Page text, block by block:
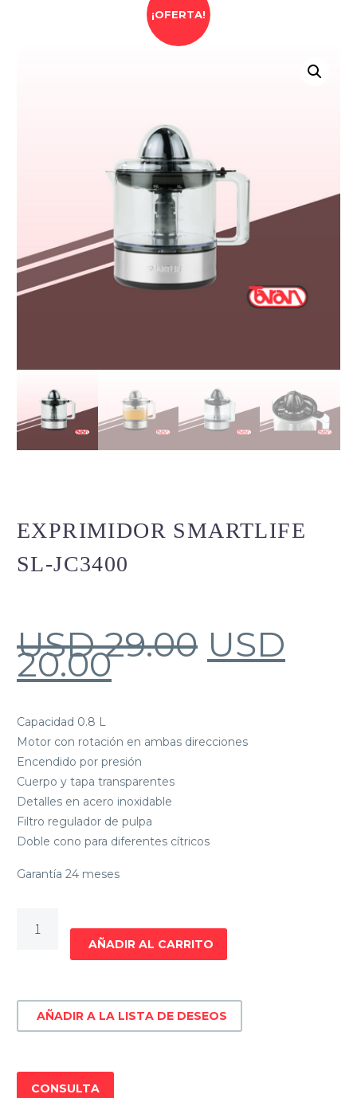
¡OFERTA!
EXPRIMIDOR SMARTLIFE
SL-JC3400
USD29.00 USD
20.00
Capacidad 0.8 L
Motor con rotación en ambas direcciones
Encendido por presión
Cuerpo y tapa transparentes
Detalles en acero inoxidable
Filtro regulador de pulpa
Doble cono para diferentes cítricos
Garantía 24 meses
SMARTLIFE
cantidad
AÑADIR AL CARRITO
AÑADIR A LA LISTA DE DESEOS
CONSULTA